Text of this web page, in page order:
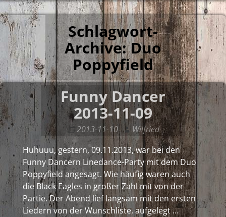
Schlagwort-
Archive:Duo
Poppyfield
Funny Dancer
2013-11-09
2013-11-10
Wilfried
Huhuuu, gestern, 09.11.2013, war bei den
Funny Dancern Linedance-Party mit dem Duo
Poppyfield angesagt. Wie häufig waren auch
die Black Eagles in großer Zahl mit von der
Partie. Der Abend lief langsam mit den ersten
Liedern von der Wunschliste, aufgelegt…